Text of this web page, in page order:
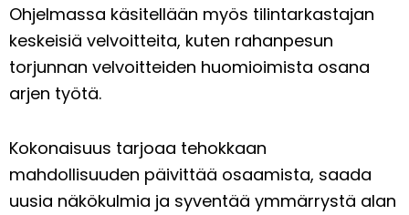
Ohjelmassa käsitellään myös tilintarkastajan
keskeisiä velvoitteita, kuten rahanpesun
torjunnan velvoitteiden huomioimista osana
arjen työtä.
Kokonaisuus tarjoaa tehokkaan
mahdollisuuden päivittää osaamista, saada
uusia näkökulmia ja syventää ymmärrystä alan